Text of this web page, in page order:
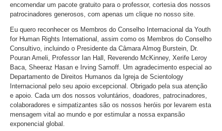
encomendar um pacote gratuito para o professor, cortesia dos nossos
patrocinadores generosos, com apenas um clique no nosso site.
Eu quero reconhecer os Membros do Conselho Internacional da Youth
for Human Rights International, assim como os Membros do Conselho
Consultivo, incluindo o Presidente da Câmara Almog Burstein, Dr.
Pouran Ameli, Professor Ian Hall, Reverendo McKinney, Xerife Leroy
Baca, Sheeraz Hasan e Irving Sarnoff. Um agradecimento especial ao
Departamento de Direitos Humanos da Igreja de Scientology
Internacional pelo seu apoio excepcional. Obrigado pela sua atenção
e apoio. Cada um dos nossos voluntários, doadores, patrocinadores,
colaboradores e simpatizantes são os nossos heróis por levarem esta
mensagem vital ao mundo e por estimular a nossa expansão
exponencial global.